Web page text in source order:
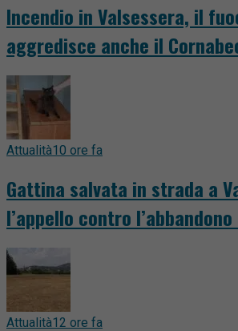
Incendio in Valsessera, il
aggredisce anche il
Attualità10 ore fa
Gattina salvata in strada a
l’appello contro
Attualità12 ore fa